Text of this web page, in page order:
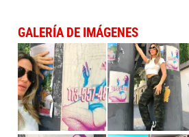
GALERÍA DE IMÁGENES